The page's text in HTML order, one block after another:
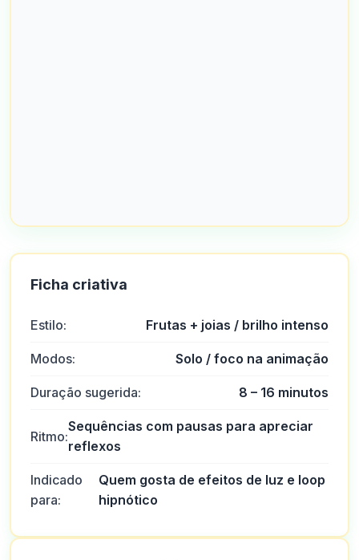
Ficha criativa
Estilo: Frutas + joias / brilho intenso
Modos: Solo / foco na animação
Duração sugerida: 8 – 16 minutos
Ritmo:
Sequências com pausas para apreciar
reflexos
Indicado
para:
Quem gosta de efeitos de luz e loop
hipnótico